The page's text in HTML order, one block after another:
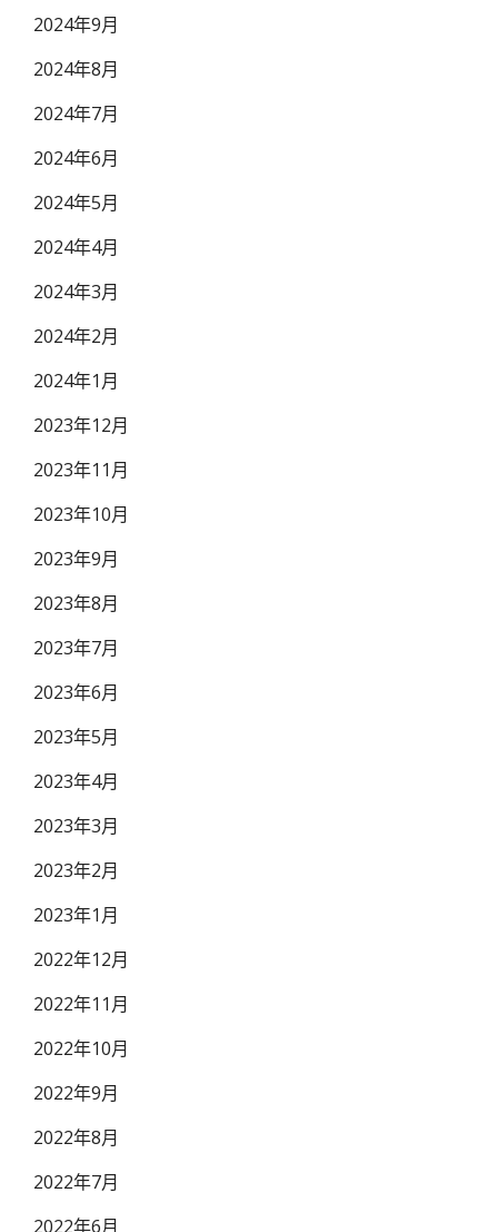
2024年9月
2024年8月
2024年7月
2024年6月
2024年5月
2024年4月
2024年3月
2024年2月
2024年1月
2023年12月
2023年11月
2023年10月
2023年9月
2023年8月
2023年7月
2023年6月
2023年5月
2023年4月
2023年3月
2023年2月
2023年1月
2022年12月
2022年11月
2022年10月
2022年9月
2022年8月
2022年7月
2022年6月